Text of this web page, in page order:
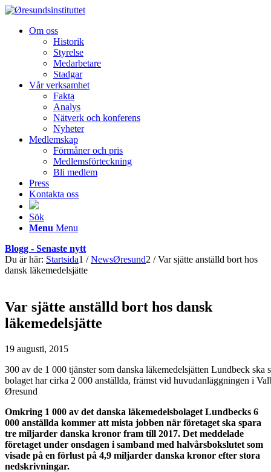
Om oss
Historik
Styrelse
Medarbetare
Stadgar
Vår verksamhet
Fakta
Analys
Nätverk och konferens
Nyheter
Medlemskap
Förmåner och pris
Medlemsförteckning
Bli medlem
Press
Kontakta oss
Sök
Menu Menu
Blogg - Senaste nytt
Du är här: Startsida1 / NewsØresund2 / Var sjätte anställd bort hos
dansk läkemedelsjätte
Var sjätte anställd bort hos dansk
läkemedelsjätte
19 augusti, 2015
300 av de 1 000 tjänster som danska läkemedelsjätten Lundbeck ska
bolaget har cirka 2 000 anställda, främst vid huvudanläggningen i
Øresund
Omkring 1 000 av det danska läkemedelsbolaget Lundbecks 6
000 anställda kommer att mista jobben när företaget ska spara
tre miljarder danska kronor fram till 2017. Det meddelade
företaget under onsdagen i samband med halvårsbokslutet som
visade på en förlust på 4,9 miljarder danska kronor efter stora
nedskrivningar.